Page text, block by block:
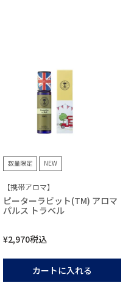
数量限定 NEW
【携帯アロマ】
ピーターラビット(TM) アロマ
パルス トラベル
¥2,970税込
カートに入れる